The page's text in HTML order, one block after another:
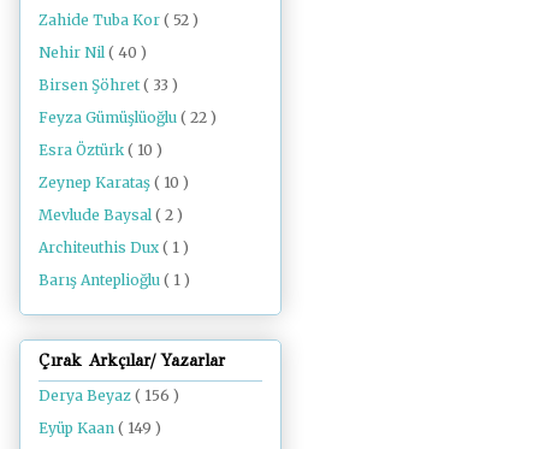
Zahide Tuba Kor ( 52 )
Nehir Nil ( 40 )
Birsen Şöhret ( 33 )
Feyza Gümüşlüoğlu ( 22 )
Esra Öztürk ( 10 )
Zeynep Karataş ( 10 )
Mevlude Baysal ( 2 )
Architeuthis Dux ( 1 )
Barış Anteplioğlu ( 1 )
Çırak Arkçılar/ Yazarlar
Derya Beyaz ( 156 )
Eyüp Kaan ( 149 )